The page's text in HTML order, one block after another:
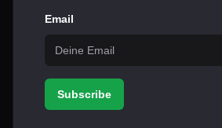
Email
Subscribe